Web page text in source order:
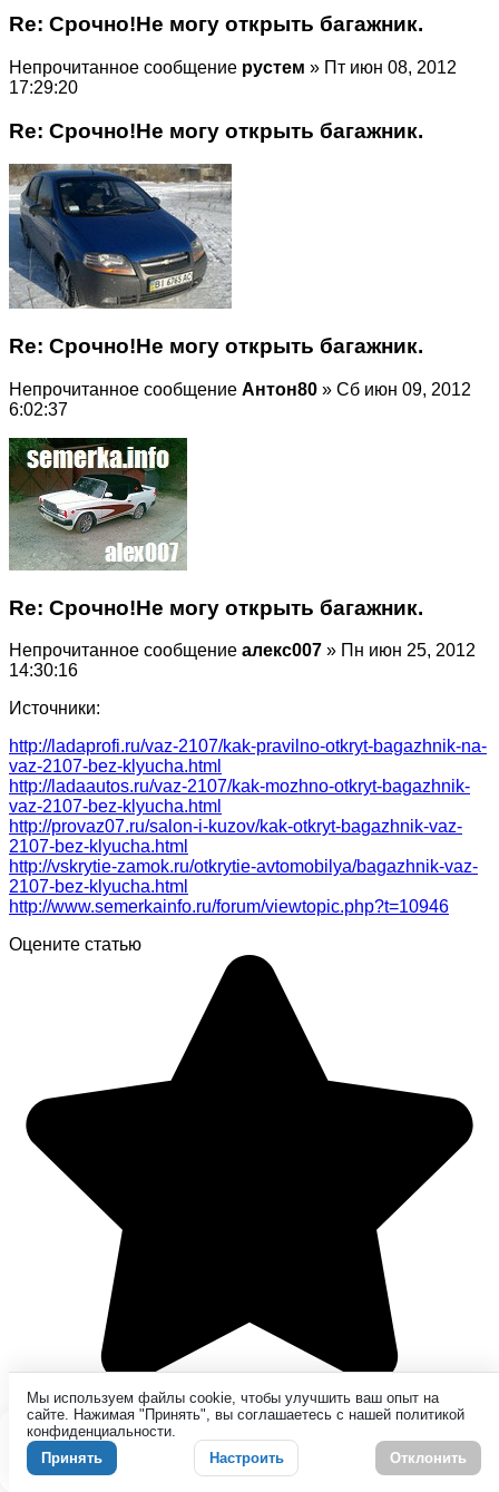
Re: Срочно!Не могу открыть багажник.
Непрочитанное сообщение рустем » Пт июн 08, 2012
17:29:20
Re: Срочно!Не могу открыть багажник.
Re: Срочно!Не могу открыть багажник.
Непрочитанное сообщение Антон80 » Сб июн 09, 2012
6:02:37
Re: Срочно!Не могу открыть багажник.
Непрочитанное сообщение алекс007 » Пн июн 25, 2012
14:30:16
Источники:
http://ladaprofi.ru/vaz-2107/kak-pravilno-otkryt-bagazhnik-na-
vaz-2107-bez-klyucha.html
http://ladaautos.ru/vaz-2107/kak-mozhno-otkryt-bagazhnik-
vaz-2107-bez-klyucha.html
http://provaz07.ru/salon-i-kuzov/kak-otkryt-bagazhnik-vaz-
2107-bez-klyucha.html
http://vskrytie-zamok.ru/otkrytie-avtomobilya/bagazhnik-vaz-
2107-bez-klyucha.html
http://www.semerkainfo.ru/forum/viewtopic.php?t=10946
Оцените статью
Мы используем файлы cookie, чтобы улучшить ваш опыт на
сайте. Нажимая "Принять", вы соглашаетесь с нашей политикой
конфиденциальности.
Принять
Настроить Отклонить
Этот сайт использует cookie для хранения данных. Продолжая
использовать сайт, Вы даете свое согласие на работу с этими
файлами.
OK